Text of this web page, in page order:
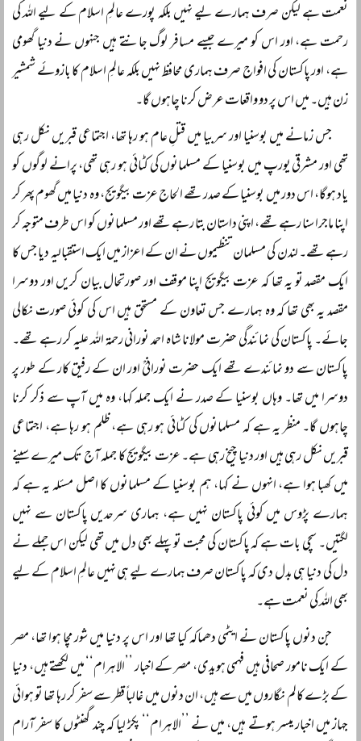
نعمت ہے لیکن صرف ہمارے لیے نہیں بلکہ پورے عالمِ اسلام کے لیے اللہ کی
رحمت ہے، اور اس کو میرے جیسے مسافر لوگ جانتے ہیں جنہوں نے دنیا گھومی
ہے، اور پاکستان کی افواج صرف ہماری محافظ نہیں بلکہ عالمِ اسلام کا بازوئے شمشیر
زن ہیں۔ میں اس پر دو واقعات عرض کرنا چاہوں گا۔
جس زمانے میں بوسنیا اور سربیا میں قتلِ عام ہو رہا تھا، اجتماعی قبریں نکل رہی
تھی اور مشرقی یورپ میں بوسنیا کے مسلمانوں کی کٹائی ہو رہی تھی، پرانے لوگوں کو
یاد ہوگا، اس دور میں بوسنیا کے صدر تھے الحاج عزت بیگویج، وہ دنیا میں گھوم پھر کر
اپنا ماجرا سنا رہے تھے، اپنی داستان بتا رہے تھے اور مسلمانوں کو اس طرف متوجہ کر
رہے تھے۔ لندن کی مسلمان تنظیموں نے ان کے اعزاز میں ایک استقبالیہ دیا جس کا
ایک مقصد تو یہ تھا کہ عزت بیگویج اپنا موقف اور صورتحال بیان کریں اور دوسرا
مقصد یہ بھی تھا کہ وہ ہمارے جس تعاون کے مستحق ہیں اس کی کوئی صورت نکالی
جائے۔ پاکستان کی نمائندگی حضرت مولانا شاہ احمد نورانی رحمۃ اللہ علیہ کر رہے تھے۔
پاکستان سے دو نمائندے تھے ایک حضرت نورانیؒ اور ان کے رفیق کار کے طور پر
دوسرا میں تھا۔ وہاں بوسنیا کے صدر نے ایک جملہ کہا، وہ میں آپ سے ذکر کرنا
چاہوں گا۔ منظر یہ ہے کہ مسلمانوں کی کٹائی ہو رہی ہے، ظلم ہو رہا ہے، اجتماعی
قبریں نکل رہی ہیں اور دنیا چیخ رہی ہے۔ عزت بیگویج کا جملہ آج تک میرے سینے
میں کھبا ہوا ہے، انہوں نے کہا، ہم بوسنیا کے مسلمانوں کا اصل مسئلہ یہ ہے کہ
ہمارے پڑوس میں کوئی پاکستان نہیں ہے، ہماری سرحدیں پاکستان سے نہیں
لگتیں۔ سچی بات ہے کہ پاکستان کی محبت تو پہلے بھی دل میں تھی لیکن اس جملے نے
دل کی دنیا ہی بدل دی کہ پاکستان صرف ہمارے لیے ہی نہیں عالمِ اسلام کے لیے
بھی اللہ کی نعمت ہے۔
جن دنوں پاکستان نے ایٹمی دھماکہ کیا تھا اور اس پر دنیا میں شور مچا ہوا تھا، مصر
کے ایک نامور صحافی ہیں فہمی ہویدی، مصر کے اخبار ’’الاہرام‘‘ میں لکھتے ہیں، دنیا
کے بڑے کالم نگاروں میں سے ہیں، ان دنوں میں غالباً‌ قطر سے سفر کر رہا تھا تو ہوائی
جہاز میں اخبار میسر ہوتے ہیں، میں نے ’’الاہرام‘‘ پکڑ لیا کہ چند گھنٹوں کا سفر آرام